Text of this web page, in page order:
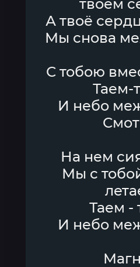
твоём
А твоё
Мы снова
С тобою
Таем-
И небо
На нем
Мы с
Таем -
И небо